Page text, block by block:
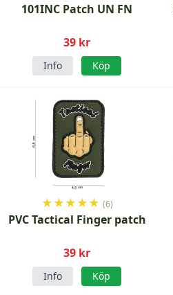
101INC Patch UN FN
39 kr
Info Köp
★★★★★ (6)
PVC Tactical Finger patch
39 kr
Info Köp